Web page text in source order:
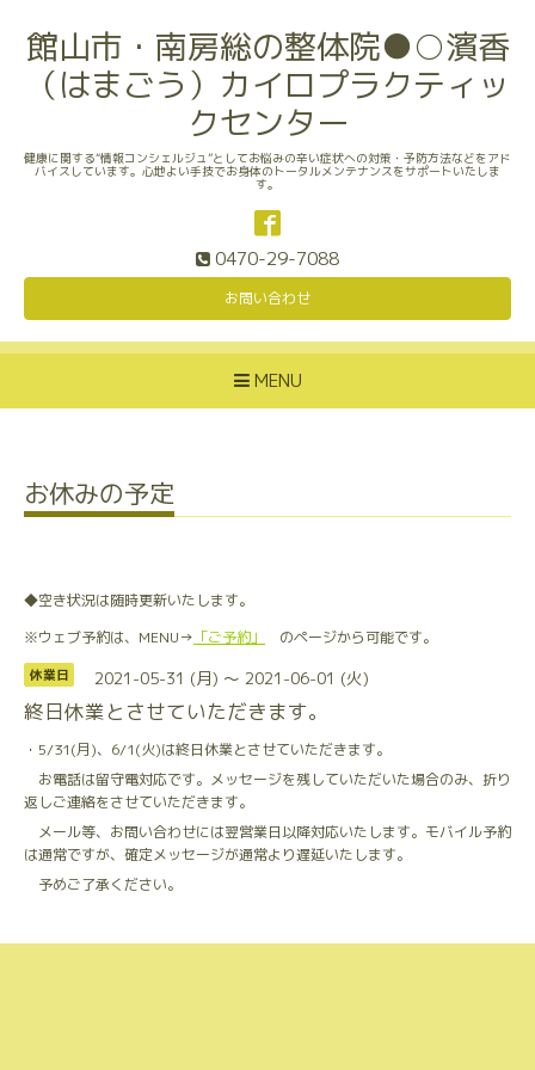
館山市・南房総の整体院●○濱香
（はまごう）カイロプラクティッ
クセンター
健康に関する“情報コンシェルジュ”としてお悩みの辛い症状への対策・予防方法などをアド
バイスしています。心地よい手技でお身体のトータルメンテナンスをサポートいたしま
す。
0470-29-7088
お問い合わせ
MENU
お休みの予定
◆空き状況は随時更新いたします。
※ウェブ予約は、MENU→ 「ご予約」 のページから可能です。
休業日 2021-05-31 (月) ～ 2021-06-01 (火)
終日休業とさせていただきます。
・5/31(月)、6/1(火)は終日休業とさせていただきます。
お電話は留守電対応です。メッセージを残していただいた場合のみ、折り
返しご連絡をさせていただきます。
メール等、お問い合わせには翌営業日以降対応いたします。モバイル予約
は通常ですが、確定メッセージが通常より遅延いたします。
予めご了承ください。